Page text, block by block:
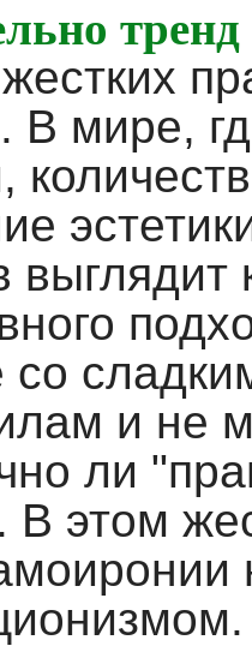
В мире,
выглядит
со
и не
ли
В этом